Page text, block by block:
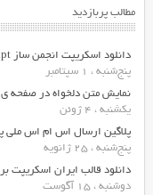
مطالب پربازدید
دانلود اسکریپت انجمن ساز Easy Forum Script
پنج‌شنبه ، 1 سپتامبر
نمایش متن دلخواه در صفحه
یکشنبه ، 4 ژوئن
پلاگین ارسال اس ام اس ملی
پنج‌شنبه ، 25 ژانویه
دانلود قالب ایران اسکریپت
دوشنبه ، 15 آگوست